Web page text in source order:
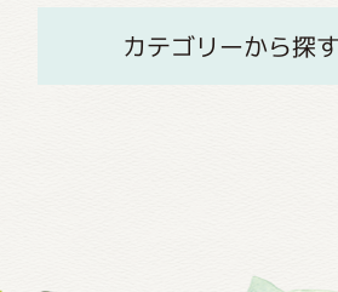
カテゴリーから探